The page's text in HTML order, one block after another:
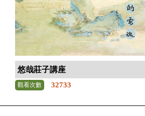
悠哉莊子講座
觀看次數 32733